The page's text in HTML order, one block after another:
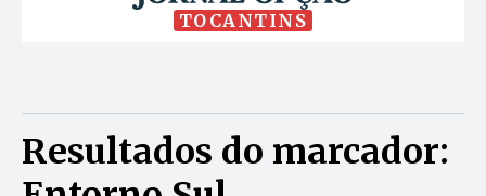
TOCANTINS
Resultados do marcador: